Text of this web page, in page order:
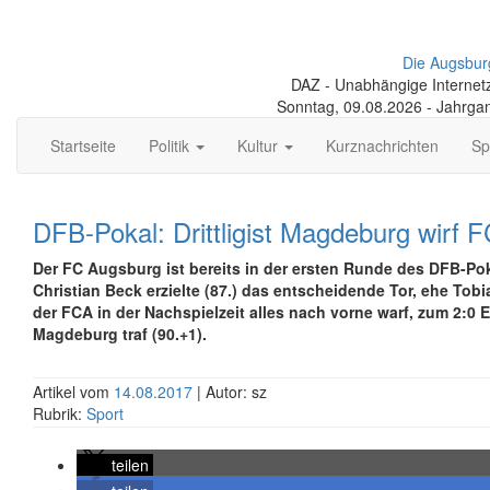
Die
DAZ - Unabhängige
Sonntag, 09.08.2026 -
Startseite
Politik Kultur Kurznachrichten
DFB-Pokal: Drittligist Magdeburg wirf
Der FC Augsburg ist bereits in der ersten Runde des DFB-
Christian Beck erzielte (87.) das entscheidende Tor, ehe
der FCA in der Nachspielzeit alles nach vorne warf, zum 2:0
Magdeburg traf (90.+1).
Artikel vom 14.08.2017 | Autor: sz
Rubrik: Sport
teilen